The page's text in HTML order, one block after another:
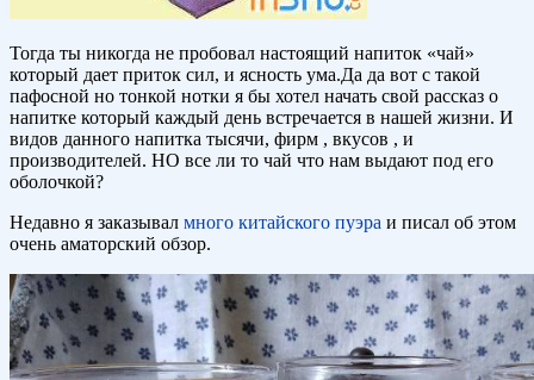
Тогда ты никогда не пробовал настоящий напиток «чай»
который дает приток сил, и ясность ума.Да да вот с такой
пафосной но тонкой нотки я бы хотел начать свой рассказ о
напитке который каждый день встречается в нашей жизни. И
видов данного напитка тысячи, фирм , вкусов , и
производителей. НО все ли то чай что нам выдают под его
оболочкой?
Недавно я заказывал много китайского пуэра и писал об этом
очень аматорский обзор.